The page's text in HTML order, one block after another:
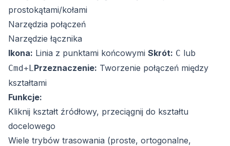
prostokątami/kołami
Narzędzia połączeń
Narzędzie łącznika
Ikona: Linia z punktami końcowymi Skrót: C lub
Cmd+LPrzeznaczenie: Tworzenie połączeń między
kształtami
Funkcje:
Kliknij kształt źródłowy, przeciągnij do kształtu
docelowego
Wiele trybów trasowania (proste, ortogonalne,